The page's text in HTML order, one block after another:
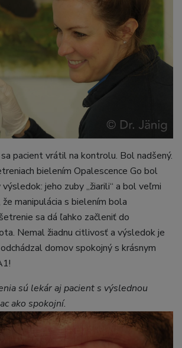
pacient vrátil na kontrolu. Bol nadšený.
bielením Opalescence Go bol
jeho zuby „žiarili“ a bol veľmi
manipulácia s bielením bola
sa dá ľahko začleniť do
Nemal žiadnu citlivosť a výsledok je
domov spokojný s krásnym
sú lekár aj pacient s výslednou
ako spokojní.